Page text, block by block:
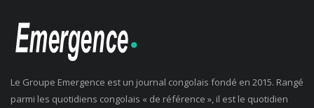
Le Groupe Emergence est un journal congolais fondé en 2015. Rangé
parmi les quotidiens congolais « de référence », il est le quotidien